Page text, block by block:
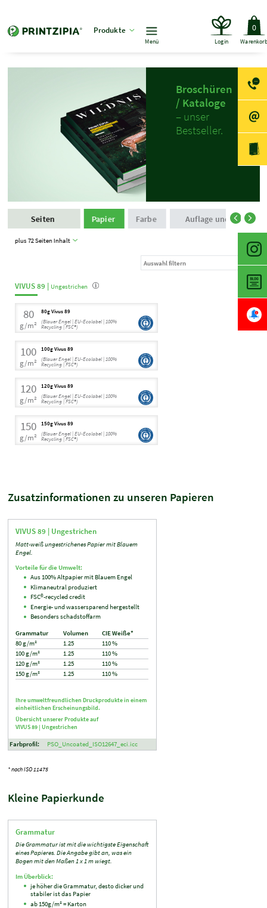
Produkte
Menü Login
0
Broschüren
/ Kataloge
– unser
Bestseller.
Seiten
plus 72 Seiten Inhalt
Papier Farbe Auflage und
VIVUS 89 | Ungestrichen
80
g/m²
80g Vivus 89
(Blauer Engel | EU-Ecolabel | 100%
Recycling | FSC®)
100
g/m²
100g Vivus 89
(Blauer Engel | EU-Ecolabel | 100%
Recycling | FSC®)
120
g/m²
120g Vivus 89
(Blauer Engel | EU-Ecolabel | 100%
Recycling | FSC®)
150
g/m²
150g Vivus 89
(Blauer Engel | EU-Ecolabel | 100%
Recycling | FSC®)
Zusatzinformationen zu unseren Papieren
VIVUS 89 | Ungestrichen
Matt-weiß ungestrichenes Papier mit Blauem
Engel.
Vorteile für die Umwelt:
Aus 100% Altpapier mit Blauem Engel
Klimaneutral produziert
FSC®-recycled credit
Energie- und wassersparend hergestellt
Besonders schadstoffarm
Farbprofil: PSO_Uncoated_ISO12647_eci.icc
Grammatur Volumen
CIE Weiße*
80 g/m²
1.25
110 %
100 g/m²
1.25
110 %
120 g/m²
1.25
110 %
150 g/m²
1.25 110 %
Ihre umweltfreundlichen Druckprodukte in einem
einheitlichen Erscheinungsbild.
Übersicht unserer Produkte auf
VIVUS 89 | Ungestrichen
* nach ISO 11475
Kleine Papierkunde
Grammatur
Die Grammatur ist mit die wichtigste Eigenschaft
eines Papieres. Die Angabe gibt an, was ein
Bogen mit den Maßen 1 x 1 m wiegt.
Im Überblick:
je höher die Grammatur, desto dicker und
stabiler ist das Papier
ab 150g/m² = Karton